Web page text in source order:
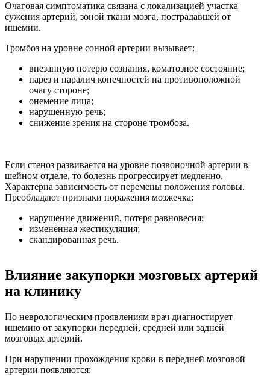
Очаговая симптоматика связана с локализацией участка
сужения артерий, зоной ткани мозга, пострадавшей от
ишемии.
Тромбоз на уровне сонной артерии вызывает:
внезапную потерю сознания, коматозное состояние;
парез и паралич конечностей на противоположной
очагу стороне;
онемение лица;
нарушенную речь;
снижение зрения на стороне тромбоза.
Если стеноз развивается на уровне позвоночной артерии в
шейном отделе, то болезнь прогрессирует медленно.
Характерна зависимость от перемены положения головы.
Преобладают признаки поражения мозжечка:
нарушение движений, потеря равновесия;
измененная жестикуляция;
скандированная речь.
Влияние закупорки мозговых артерий
на клинику
По неврологическим проявлениям врач диагностирует
ишемию от закупорки передней, средней или задней
мозговых артерий.
При нарушении прохождения крови в передней мозговой
артерии появляются: